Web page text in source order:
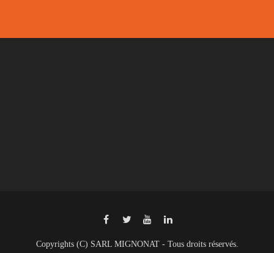
Copyrights (C) SARL MIGNONAT - Tous droits réservés.